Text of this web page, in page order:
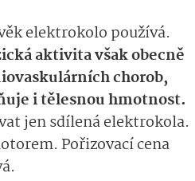
elektrokolo používá.
aktivita však obecně
chorob,
i tělesnou hmotnost.
jen sdílená elektrokola.
Pořizovací cena